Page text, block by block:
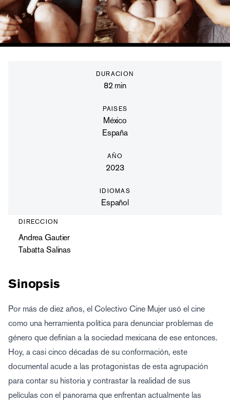
DIRECCION
Andrea Gautier
Tabatta Salinas
DURACION
82min
PAISES
México
España
AÑO
2023
IDIOMAS
Español
Sinopsis
Por más de diez años, el Colectivo Cine Mujer usó el cine
como una herramienta política para denunciar problemas de
género que definían a la sociedad mexicana de ese entonces.
Hoy, a casi cinco décadas de su conformación, este
documental acude a las protagonistas de esta agrupación
para contar su historia y contrastar la realidad de sus
películas con el panorama que enfrentan actualmente las